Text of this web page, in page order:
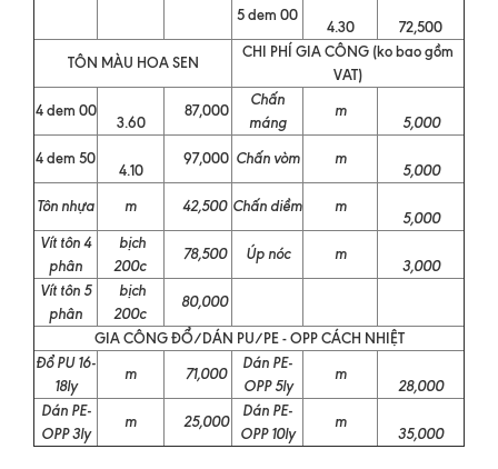
5 dem 00
4.30
72,500
TÔN MÀU HOA SEN
CHI PHÍ GIA CÔNG (ko bao gồm
VAT)
4 dem 00
3.60
87,000
Chấn
máng
m
5,000
4 dem 50
4.10
97,000 Chấn vòm m
5,000
Tôn nhựa
m 42,500 Chấn diềm m
5,000
Vít tôn 4
phân
bịch
200c
78,500 Úp nóc m
3,000
Vít tôn 5
phân
bịch
200c
80,000
GIA CÔNG ĐỔ/DÁN PU/PE - OPP CÁCH NHIỆT
Đổ PU 16-
18ly
m 71,000
Dán PE-
OPP 5ly
m
28,000
Dán PE-
OPP 3ly
m 25,000
Dán PE-
OPP 10ly
m
35,000